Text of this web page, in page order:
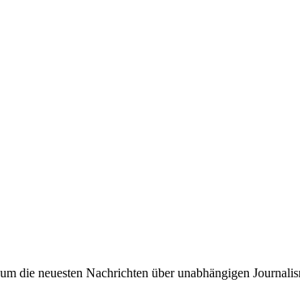
die neuesten Nachrichten über unabhängigen